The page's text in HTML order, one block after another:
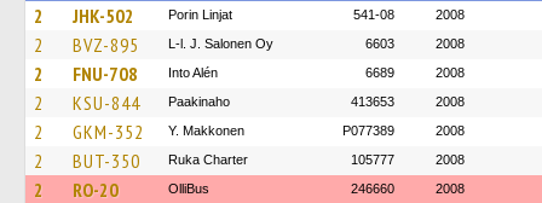
2 JHK-502 Porin Linjat 541-08 2008
2 BVZ-895 L-l. J. Salonen Oy 6603 2008
2 FNU-708 Into Alén 6689 2008
2 KSU-844 Paakinaho 413653 2008
2 GKM-352 Y. Makkonen P077389 2008
2 BUT-350 Ruka Charter 105777 2008
2 RO-20 OlliBus 246660 2008